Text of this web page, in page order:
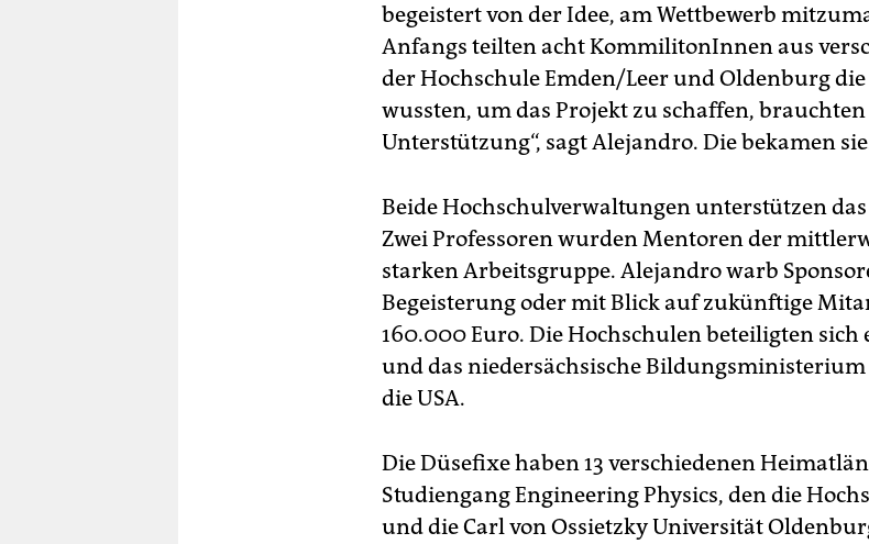
begeistert von der Idee, am Wettbewerb
Anfangs teilten acht KommilitonInnen aus
der Hochschule Emden/Leer und Oldenburg die
wussten, um das Projekt zu schaffen,
Unterstützung“, sagt Alejandro. Die bekamen
Beide Hochschulverwaltungen unterstützen
Zwei Professoren wurden Mentoren der
starken Arbeitsgruppe. Alejandro warb
Begeisterung oder mit Blick auf zukünftige
160.000 Euro. Die Hochschulen beteiligten
und das niedersächsische
die USA.
Die Düsefixe haben 13 verschiedenen
Studiengang Engineering Physics, den die
und die Carl von Ossietzky Universität